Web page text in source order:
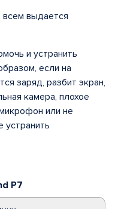
P7
выдается
и устранить
если на
заряд, разбит экран,
камера, плохое
или не
устранить